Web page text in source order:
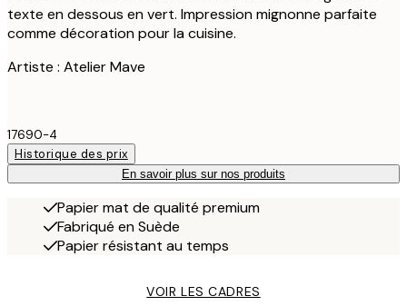
texte en dessous en vert. Impression mignonne parfaite
comme décoration pour la cuisine.
Artiste : Atelier Mave
17690-4
Historique des prix
En savoir plus sur nos produits
Papier mat de qualité premium
Fabriqué en Suède
Papier résistant au temps
VOIR LES CADRES